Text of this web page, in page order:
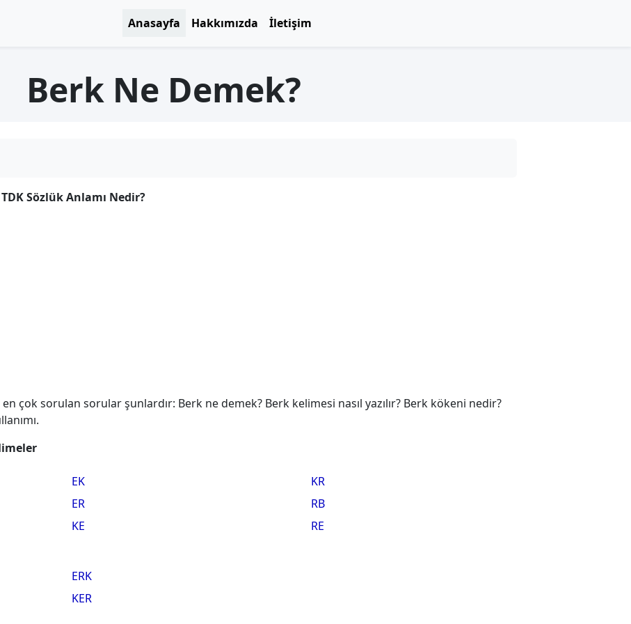
Anasayfa Hakkımızda İletişim
Berk Ne Demek?
Sözlük Anlamı Nedir?
çok sorulan sorular şunlardır: Berk ne demek? Berk kelimesi nasıl yazılır? Berk kökeni nedir?
EK
ER
KE
KR
RB
RE
ERK
KER